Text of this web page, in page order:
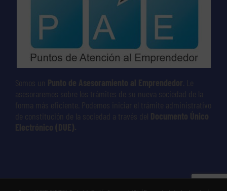
Somos un Punto de Asesoramiento al Emprendedor . Le
asesoraremos sobre los trámites de su nueva sociedad de la
forma más eficiente. Podemos iniciar el trámite administrativo
de constitución de la sociedad a través del Documento Único
Electrónico (DUE).